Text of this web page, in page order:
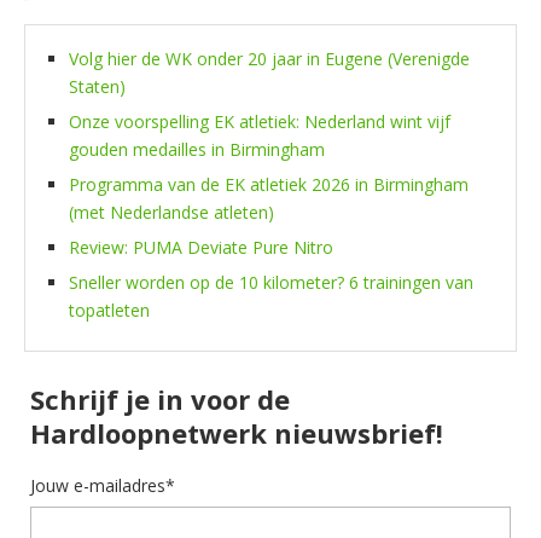
Volg hier de WK onder 20 jaar in Eugene (Verenigde
Staten)
Onze voorspelling EK atletiek: Nederland wint vijf
gouden medailles in Birmingham
Programma van de EK atletiek 2026 in Birmingham
(met Nederlandse atleten)
Review: PUMA Deviate Pure Nitro
Sneller worden op de 10 kilometer? 6 trainingen van
topatleten
Schrijf je in voor de
Hardloopnetwerk nieuwsbrief!
Jouw e-mailadres*